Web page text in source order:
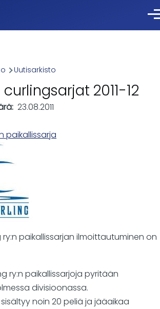
Uutisarkisto
2011-12
23.08.2011
paikallissarja
ry:n paikallissarjan ilmoittautuminen on
ry:n paikallissarjoja pyritään
divisioonassa.
noin 20 peliä ja jääaikaa